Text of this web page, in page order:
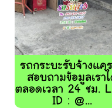
รถกระบะรับจ้างแค
สอบถามข้อมูลเรา
ตลอดเวลา 24 ชม.
ID : @...